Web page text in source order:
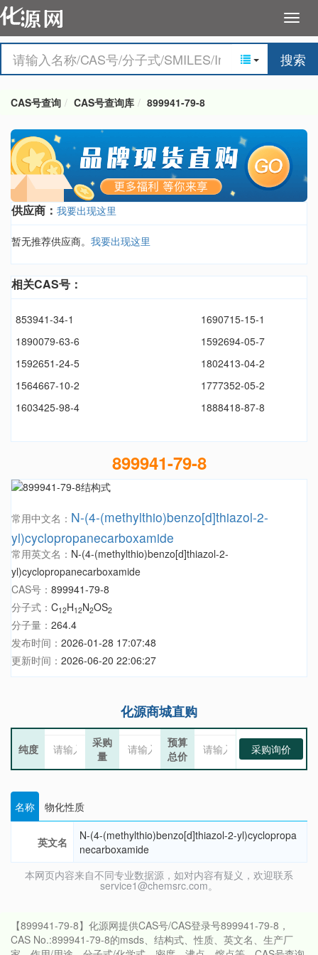
搜索
CAS号查询 CAS号查询库 899941-79-8
供应商： 我要出现这里
暂无推荐供应商。 我要出现这里
相关CAS号：
853941-34-1
1690715-15-1
1890079-63-6
1592694-05-7
1592651-24-5
1802413-04-2
1564667-10-2
1777352-05-2
1603425-98-4
1888418-87-8
899941-79-8
常用中文名： N-(4-(methylthio)benzo[d]thiazol-2-
yl)cyclopropanecarboxamide
常用英文名： N-(4-(methylthio)benzo[d]thiazol-2-
yl)cyclopropanecarboxamide
CAS号： 899941-79-8
分子式： C12H12N2OS2
分子量： 264.4
发布时间： 2026-01-28 17:07:48
更新时间： 2026-06-20 22:06:27
化源商城直购
纯度
采购
量
预算
总价
采购询价
名称 物化性质
英文名
N-(4-(methylthio)benzo[d]thiazol-2-yl)cyclopropa
necarboxamide
本网页内容来自不同专业数据源，如对内容有疑义，欢迎联系
service1@chemsrc.com。
【899941-79-8】化源网提供CAS号/CAS登录号899941-79-8，
CAS No.:899941-79-8的msds、结构式、性质、英文名、生产厂